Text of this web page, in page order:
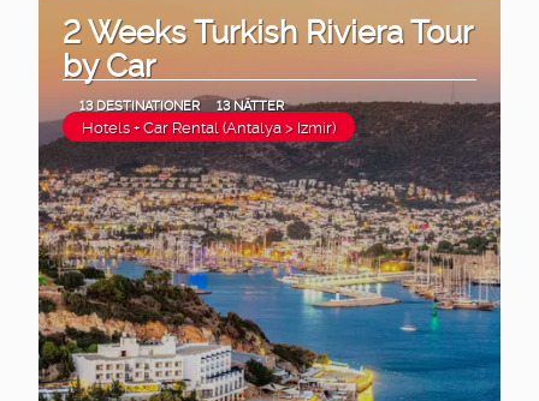
2 Weeks Turkish Riviera Tour
by Car
13 DESTINATIONER 13 NÄTTER
Hotels + Car Rental (Antalya > Izmir)